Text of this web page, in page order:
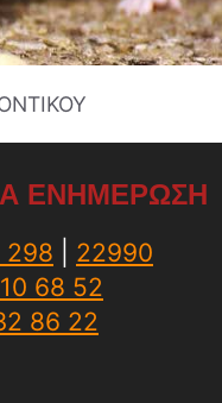
ΕΝΗΜΕΡΩΣΗ
298
22990
68 52
86 22